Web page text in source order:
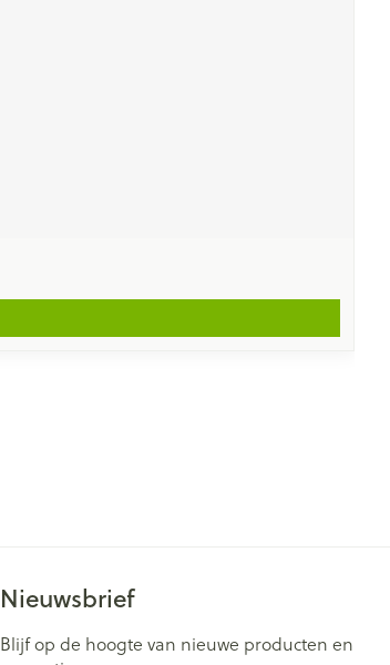
Nieuwsbrief
Blijf op de hoogte van nieuwe producten en